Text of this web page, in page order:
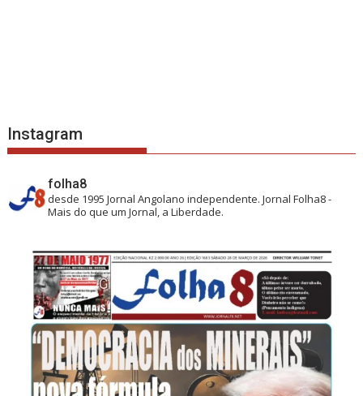
Instagram
folha8
desde 1995 Jornal Angolano independente.Jornal Folha8 -
Mais do que um Jornal, a Liberdade.